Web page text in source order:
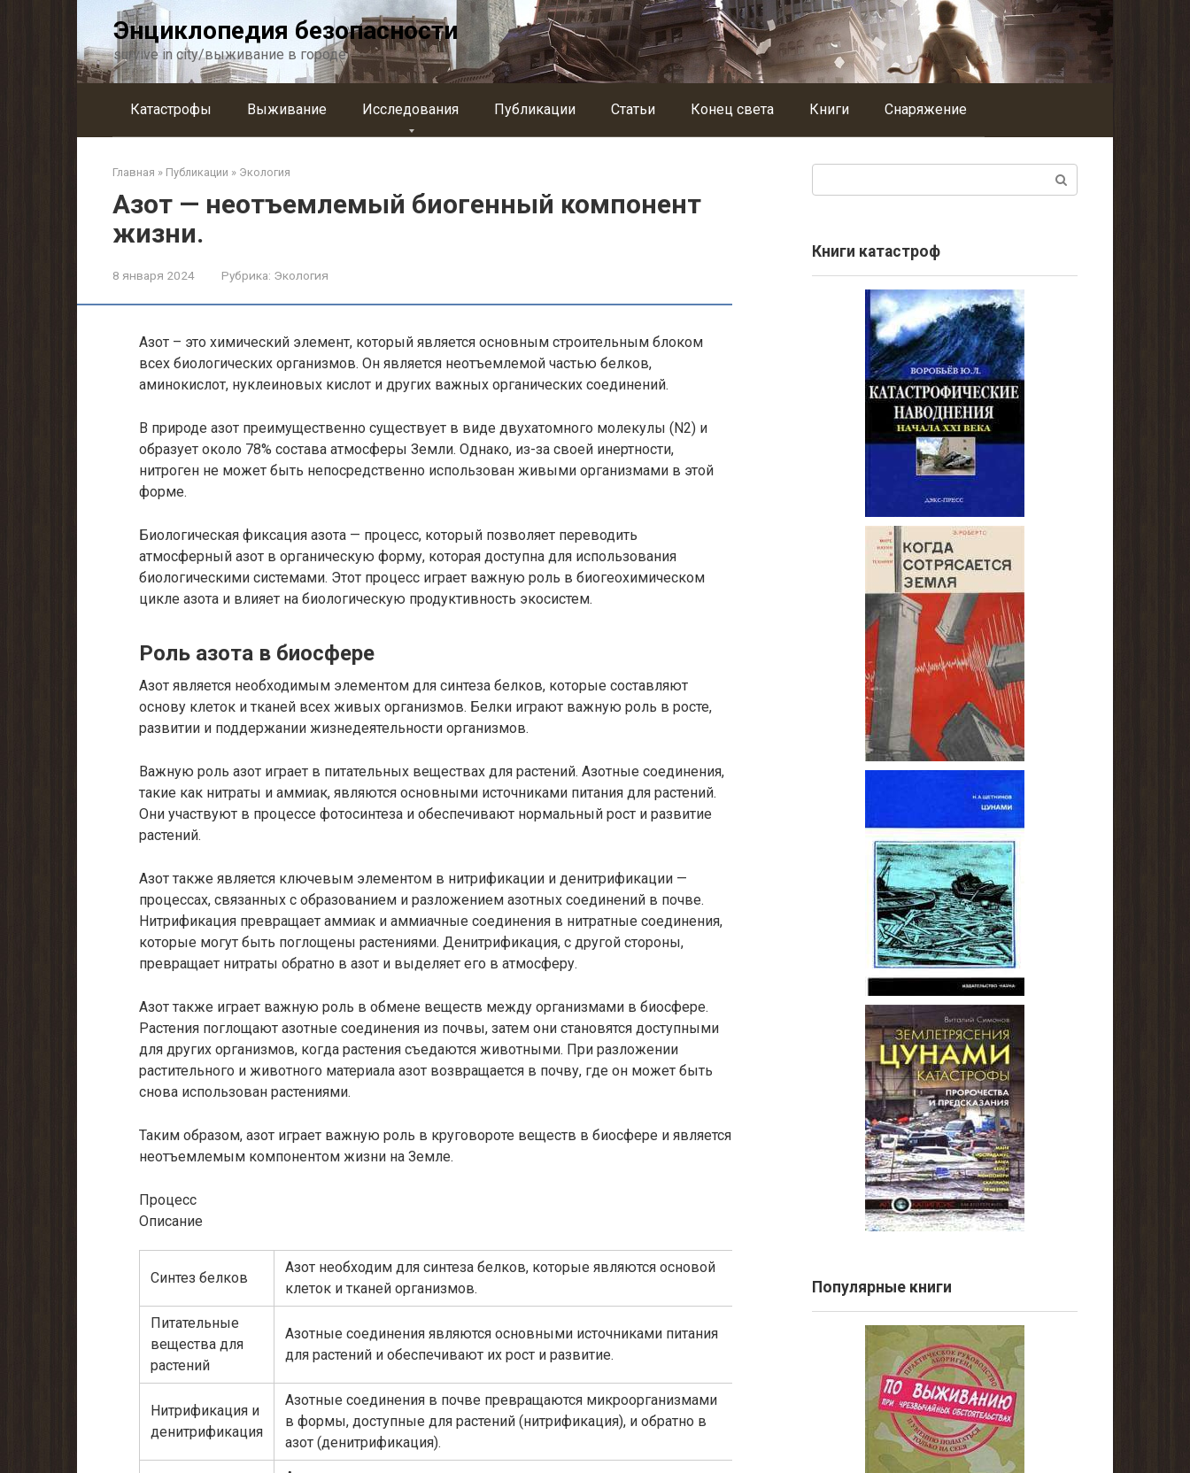
Энциклопедия безопасности
survive in city/выживание в городе
Катастрофы Выживание Исследования Публикации Статьи Конец света Книги Снаряжение
Главная » Публикации » Экология
Азот — неотъемлемый биогенный компонент
жизни.
8 января 2024 Рубрика: Экология
Азот – это химический элемент, который является основным строительным блоком
всех биологических организмов. Он является неотъемлемой частью белков,
аминокислот, нуклеиновых кислот и других важных органических соединений.
В природе азот преимущественно существует в виде двухатомного молекулы (N2) и
образует около 78% состава атмосферы Земли. Однако, из-за своей инертности,
нитроген не может быть непосредственно использован живыми организмами в этой
форме.
Биологическая фиксация азота — процесс, который позволяет переводить
атмосферный азот в органическую форму, которая доступна для использования
биологическими системами. Этот процесс играет важную роль в биогеохимическом
цикле азота и влияет на биологическую продуктивность экосистем.
Роль азота в биосфере
Азот является необходимым элементом для синтеза белков, которые составляют
основу клеток и тканей всех живых организмов. Белки играют важную роль в росте,
развитии и поддержании жизнедеятельности организмов.
Важную роль азот играет в питательных веществах для растений. Азотные соединения,
такие как нитраты и аммиак, являются основными источниками питания для растений.
Они участвуют в процессе фотосинтеза и обеспечивают нормальный рост и развитие
растений.
Азот также является ключевым элементом в нитрификации и денитрификации —
процессах, связанных с образованием и разложением азотных соединений в почве.
Нитрификация превращает аммиак и аммиачные соединения в нитратные соединения,
которые могут быть поглощены растениями. Денитрификация, с другой стороны,
превращает нитраты обратно в азот и выделяет его в атмосферу.
Азот также играет важную роль в обмене веществ между организмами в биосфере.
Растения поглощают азотные соединения из почвы, затем они становятся доступными
для других организмов, когда растения съедаются животными. При разложении
растительного и животного материала азот возвращается в почву, где он может быть
снова использован растениями.
Таким образом, азот играет важную роль в круговороте веществ в биосфере и является
неотъемлемым компонентом жизни на Земле.
Процесс
Описание
Синтез белков
Азот необходим для синтеза белков, которые являются основой
клеток и тканей организмов.
Питательные
вещества для
растений
Азотные соединения являются основными источниками питания
для растений и обеспечивают их рост и развитие.
Нитрификация и
денитрификация
Азотные соединения в почве превращаются микроорганизмами
в формы, доступные для растений (нитрификация), и обратно в
азот (денитрификация).
Книги катастроф
Популярные книги